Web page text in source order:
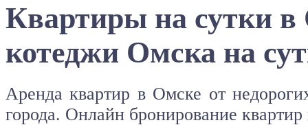
Квартиры на сутки
котеджи Омска на
Аренда квартир в Омске от
города. Онлайн бронирование